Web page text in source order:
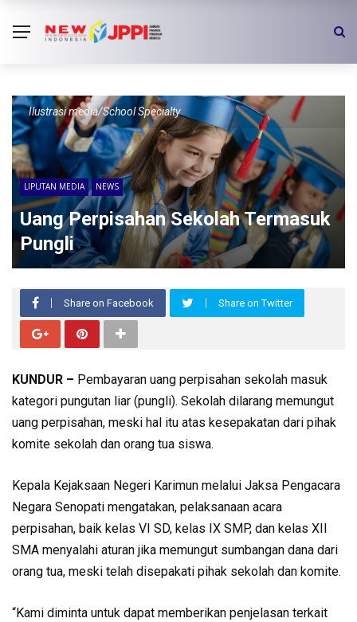
Ilustrasi media/School Specialty
LIPUTAN MEDIA NEWS
Uang Perpisahan Sekolah Termasuk
Pungli
Share on Facebook Share on Twitter
KUNDUR – Pembayaran uang perpisahan sekolah masuk
kategori pungutan liar (pungli). Sekolah dilarang memungut
uang perpisahan, meski hal itu atas kesepakatan dari pihak
komite sekolah dan orang tua siswa.
Kepala Kejaksaan Negeri Karimun melalui Jaksa Pengacara
Negara Senopati mengatakan, pelaksanaan acara
perpisahan, baik kelas VI SD, kelas IX SMP, dan kelas XII
SMA menyalahi aturan jika memungut sumbangan dana dari
orang tua, meski telah disepakati pihak sekolah dan komite.
“Kami diminta untuk dapat memberikan penjelasan terkait